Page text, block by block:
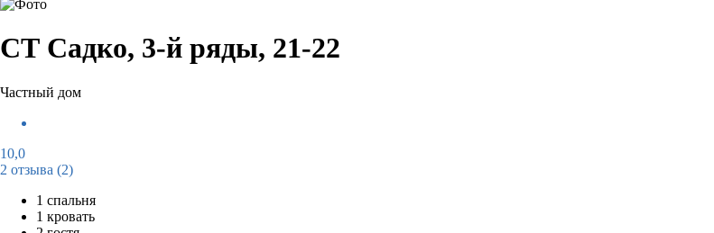
СТ Садко, 3-й ряды, 21-22
Частный дом
10,0
2 отзыва (2)
1 спальня
1 кровать